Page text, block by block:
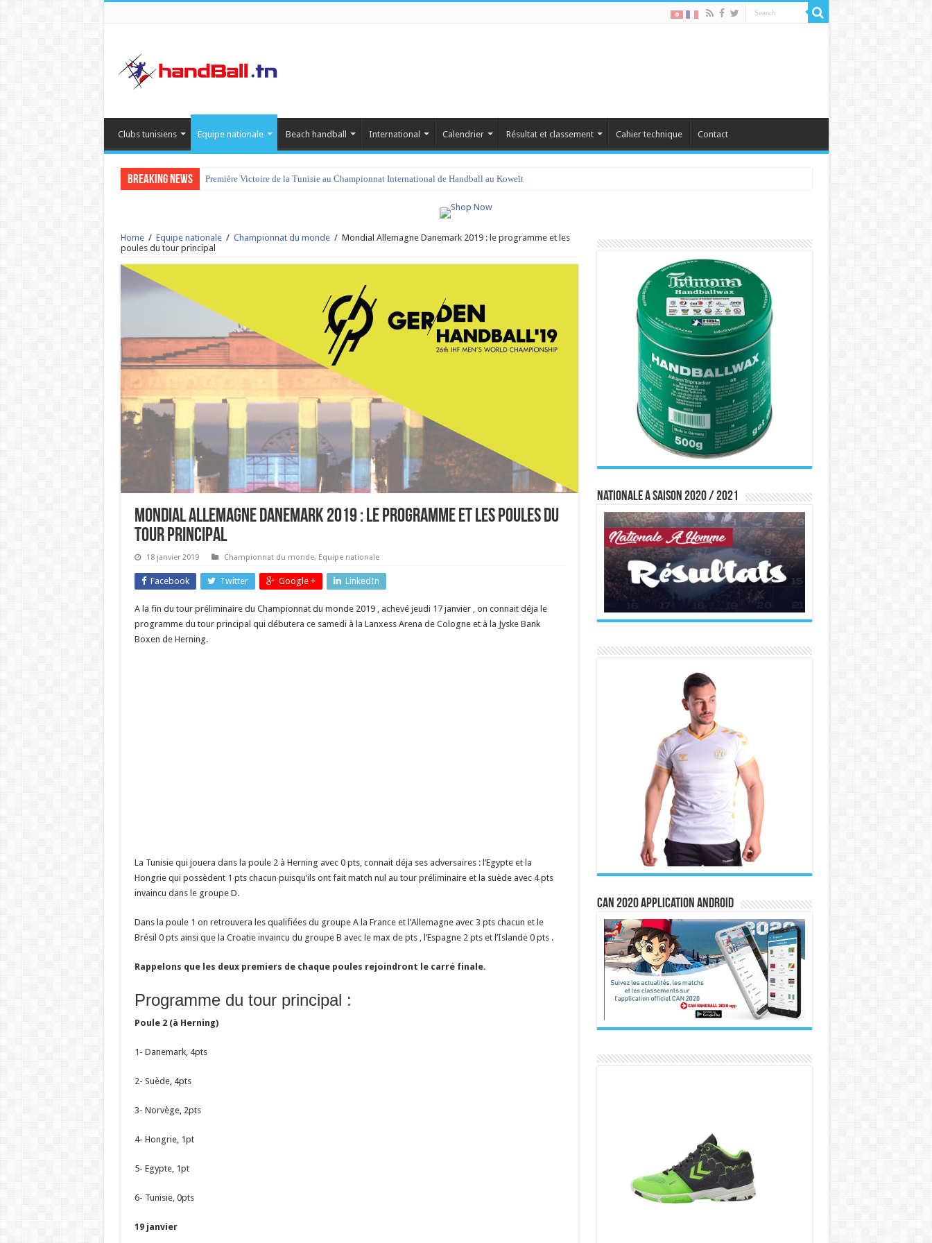
Clubs tunisiens Equipe nationale Beach handball International Calendrier Résultat et classement Cahier technique Contact
Breaking News tournoi international Hammamet 2023 : programme et liste des joueurs convoqués
Home / Equipe nationale / Championnat du monde / Mondial Allemagne Danemark 2019 : le programme et les
poules du tour principal
Mondial Allemagne Danemark 2019 : le programme et les poules du
tour principal
18 janvier 2019 Championnat du monde, Equipe nationale
Facebook Twitter Google + LinkedIn
A la fin du tour préliminaire du Championnat du monde 2019 , achevé jeudi 17 janvier , on connait déja le
programme du tour principal qui débutera ce samedi à la Lanxess Arena de Cologne et à la Jyske Bank
Boxen de Herning.
La Tunisie qui jouera dans la poule 2 à Herning avec 0 pts, connait déja ses adversaires : l’Egypte et la
Hongrie qui possèdent 1 pts chacun puisqu’ils ont fait match nul au tour préliminaire et la suède avec 4 pts
invaincu dans le groupe D.
Dans la poule 1 on retrouvera les qualifiées du groupe A la France et l’Allemagne avec 3 pts chacun et le
Brésil 0 pts ainsi que la Croatie invaincu du groupe B avec le max de pts , l’Espagne 2 pts et l’Islande 0 pts .
Rappelons que les deux premiers de chaque poules rejoindront le carré finale.
Programme du tour principal :
Poule 2 (à Herning)
1- Danemark, 4pts
2- Suède, 4pts
3- Norvège, 2pts
4- Hongrie, 1pt
5- Egypte, 1pt
6- Tunisie, 0pts
19 janvier
Nationale A saison 2020 / 2021
CAN 2020 Application Android